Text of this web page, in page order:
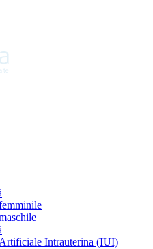
Intrauterina (IUI)